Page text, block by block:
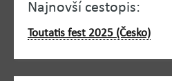
Najnovší cestopis:
Toutatis fest 2025 (Česko)